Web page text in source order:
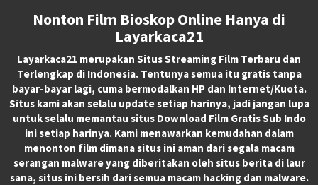
Nonton Film Bioskop Online Hanya di
Layarkaca21
Layarkaca21 merupakan Situs Streaming Film Terbaru dan
Terlengkap di Indonesia. Tentunya semua itu gratis tanpa
bayar-bayar lagi, cuma bermodalkan HP dan Internet/Kuota.
Situs kami akan selalu update setiap harinya, jadi jangan lupa
untuk selalu memantau situs Download Film Gratis Sub Indo
ini setiap harinya. Kami menawarkan kemudahan dalam
menonton film dimana situs ini aman dari segala macam
serangan malware yang diberitakan oleh situs berita di laur
sana, situs ini bersih dari semua macam hacking dan malware.